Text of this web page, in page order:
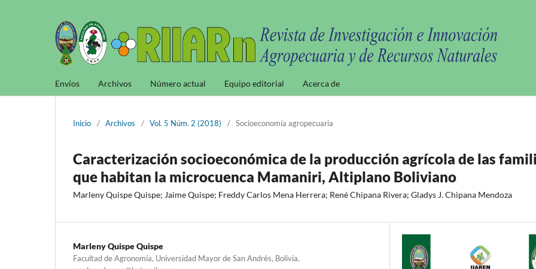
Envíos Archivos Número actual Equipo editorial Acerca de
Inicio / Archivos / Vol. 5 Núm. 2 (2018) / Socioeconomía agropecuaria
Caracterización socioeconómica de la producción agrícola de las
que habitan la microcuenca Mamaniri, Altiplano Boliviano
Marleny Quispe Quispe; Jaime Quispe; Freddy Carlos Mena Herrera; René Chipana Rivera; Gladys J. Chipana Mendoza
Marleny Quispe Quispe
Facultad de Agronomía, Universidad Mayor de San Andrés, Bolivia.